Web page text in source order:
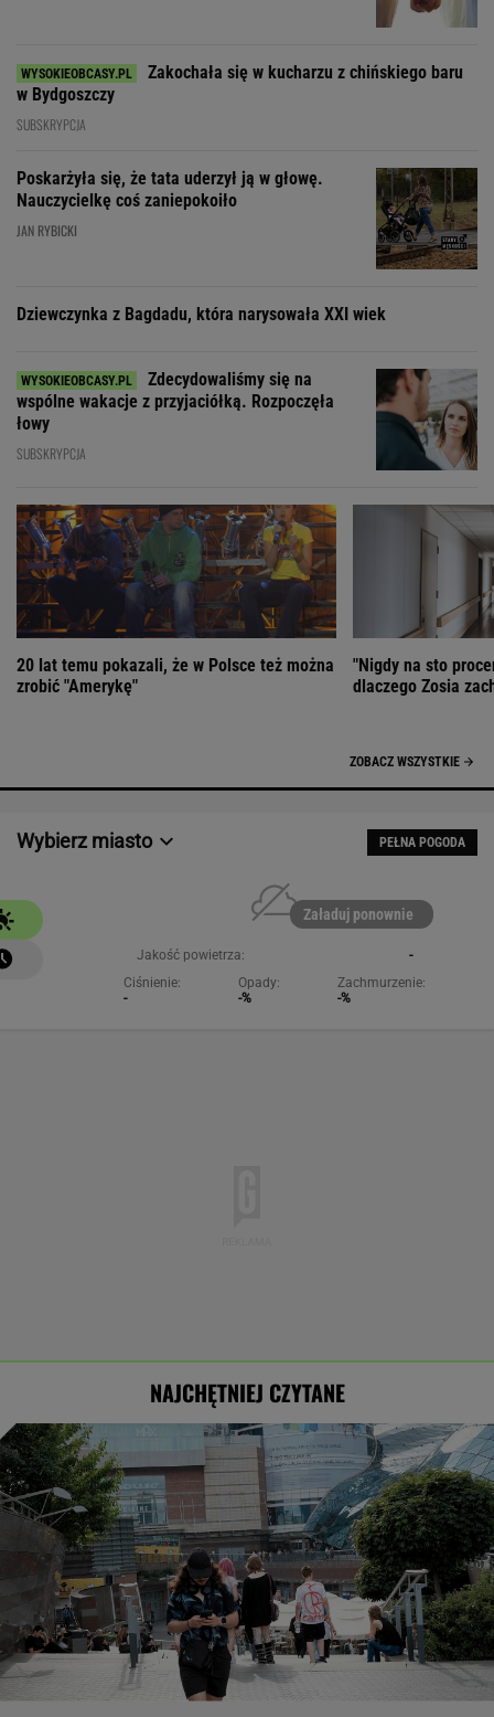
Zakochała się w kucharzu z chińskiego baru
w Bydgoszczy
SUBSKRYPCJA
Poskarżyła się, że tata uderzył ją w głowę.
Nauczycielkę coś zaniepokoiło
JAN RYBICKI
Dziewczynka z Bagdadu, która narysowała XXI wiek
Zdecydowaliśmy się na
wspólne wakacje z przyjaciółką. Rozpoczęła
łowy
SUBSKRYPCJA
20 lat temu pokazali, że w Polsce też można
zrobić "Amerykę"
"Nigdy na sto
dlaczego Zosia
ZOBACZ WSZYSTKIE
Wybierz miasto PEŁNA POGODA
Załaduj ponownie
Jakość powietrza:
-
Ciśnienie:
-
Opady:
-%
Zachmurzenie:
-%
NAJCHĘTNIEJ CZYTANE